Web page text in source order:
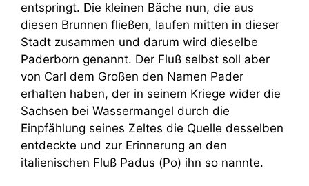
entspringt. Die kleinen Bäche nun, die aus
diesen Brunnen fließen, laufen mitten in dieser
Stadt zusammen und darum wird dieselbe
Paderborn genannt. Der Fluß selbst soll aber
von Carl dem Großen den Namen Pader
erhalten haben, der in seinem Kriege wider die
Sachsen bei Wassermangel durch die
Einpfählung seines Zeltes die Quelle desselben
entdeckte und zur Erinnerung an den
italienischen Fluß Padus (Po) ihn so nannte.